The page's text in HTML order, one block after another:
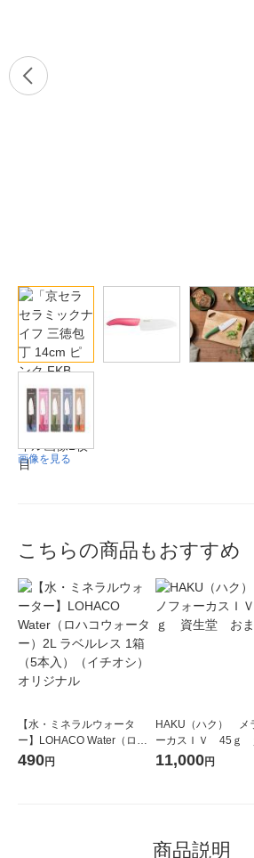
画像を見る
こちらの商品もおすすめ
【水・ミネラルウォータ
ー】LOHACO Water（ロハ
コウォーター）2L ラベルレ
490円
HAKU（ハク） メ
ーカスＩＶ 45ｇ
堂 おまけ付き
11,000円
商品説明